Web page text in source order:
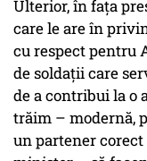
Ulterior, în fața
care le are în
cu respect pentru
de soldații care
de a contribui la o
trăim – modernă,
un partener